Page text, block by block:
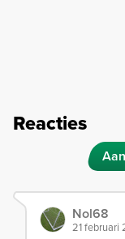
Reacties
Nol68
21